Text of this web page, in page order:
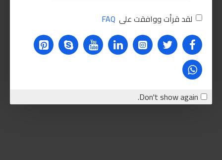
لقد قرأت ووافقت على FAQ
Don't show again.